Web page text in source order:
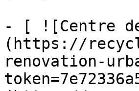
- [ ![Centre
(https://
renovation-